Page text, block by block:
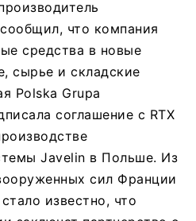
что компания
средства в новые
сырье и складские
Polska Grupa
соглашение с RTX
Javelin в Польше. Из
сил Франции
известно, что